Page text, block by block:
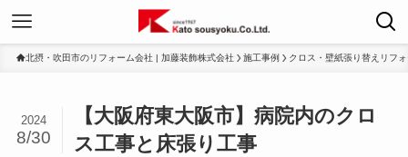
北摂・吹田市のリフォーム会社 | 加藤装飾株式会社 施工事例 クロス・壁紙張り替えリフ
【大阪府東大阪市】病院内のクロ
ス工事と床張り工事
2024
8/30